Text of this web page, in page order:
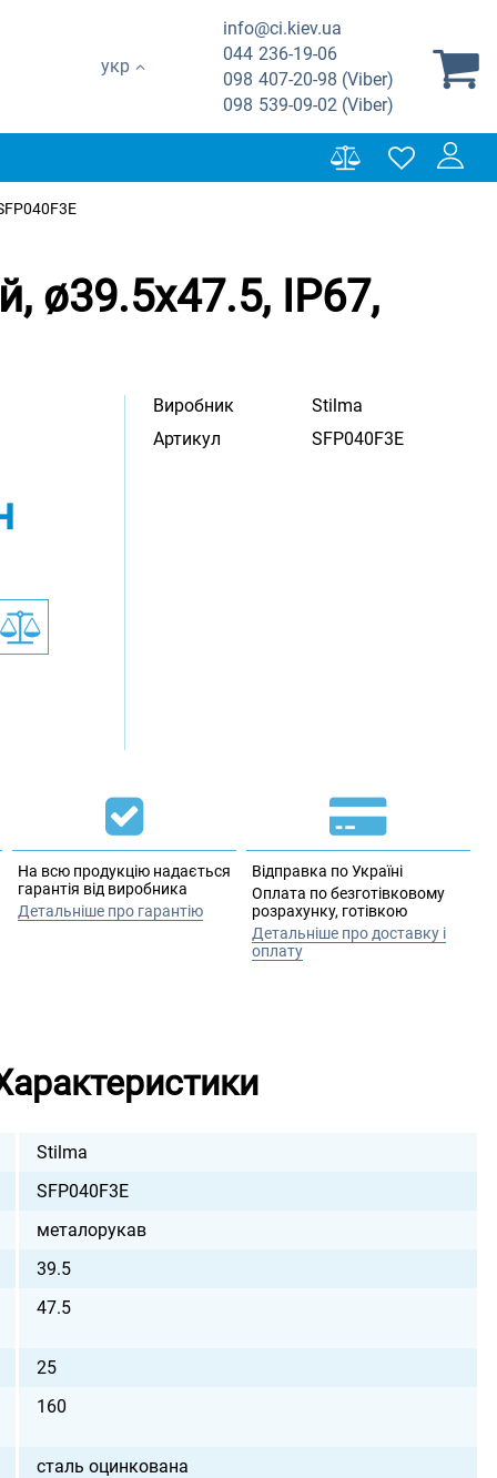
укр
info@ci.kiev.ua
044 236-19-06
098 407-20-98 (Viber)
098 539-09-02 (Viber)
ø39.5x47.5, IP67,
Виробник
Stilma
Артикул
SFP040F3E
На всю продукцію надається
гарантія від виробника
Детальніше про гарантію
Відправка по Україні
Оплата по безготівковому
розрахунку, готівкою
Детальніше про доставку і
оплату
Stilma
SFP040F3E
металорукав
39.5
47.5
25
160
сталь оцинкована